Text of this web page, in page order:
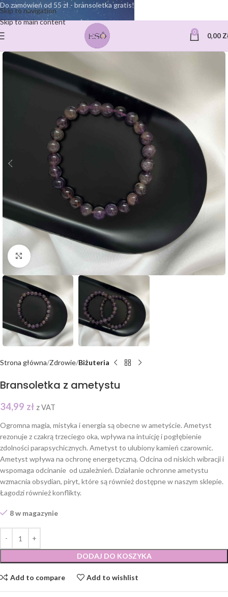
Skip to navigation
Skip to main content
0 0,00
Click to enlarge
Strona główna Zdrowie Biżuteria
Bransoletka z ametystu
34,99 zł z VAT
Ogromna magia, mistyka i energia są obecne w ametyście. Ametyst
rezonuje z czakrą trzeciego oka, wpływa na intuicję i pogłębienie
zdolności parapsychicznych. Ametyst to ulubiony kamień czarownic.
Ametyst wpływa na ochronę energetyczną. Odcina od niskich wibracji i
wspomaga odcinanie od uzależnień. Działanie ochronne ametystu
wzmacnia obsydian, piryt, które są również dostępne w naszym sklepie.
Łagodzi również konflikty.
8 w magazynie
DODAJ DO KOSZYKA
Add to compare Add to wishlist
Do zamówień od 55 zł - bransoletka gratis!